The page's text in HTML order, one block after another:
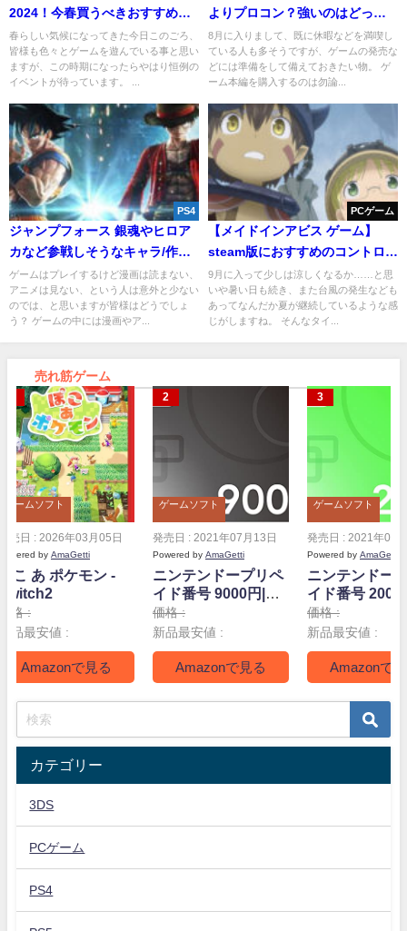
2024！今春買うべきおすすめゲ
ーム10選！
春らしい気候になってきた今日このごろ、
皆様も色々とゲームを遊んでいる事と思い
ますが、この時期になったらやはり恒例の
イベントが待っています。 ...
よりプロコン？強いのはどっ
ち？
8月に入りまして、既に休暇などを満喫し
ている人も多そうですが、ゲームの発売な
どには準備をして備えておきたい物。 ゲ
ーム本編を購入するのは勿論...
PS4
ジャンプフォース 銀魂やヒロア
カなど参戦しそうなキャラ/作品
を予想！
ゲームはプレイするけど漫画は読まない、
アニメは見ない、という人は意外と少ない
のでは、と思いますが皆様はどうでしょ
う？ ゲームの中には漫画やア...
PCゲーム
【メイドインアビス ゲーム】
steam版におすすめのコントロー
ラー！
9月に入って少しは涼しくなるか……と思
いや暑い日も続き、また台風の発生なども
あってなんだか夏が継続しているような感
じがしますね。 そんなタイ...
売れ筋ゲーム
ゲームソフト
売日 : 2026年03月05日
by AmaGetti
こ あ ポケモン -
格 :
品最安値 :
Amazonで見る
ゲームソフト
発売日 : 2021年07月13日
Powered by AmaGetti
ニンテンドープリペ
イド番号 9000円|オ
ンラインコード版
価格 :
新品最安値 :
Amazonで見る
ゲームソフト
発売日 : 2021年07
Powered by AmaGetti
ニンテンドー
イド番号 2000
ンラインコー
価格 :
新品最安値 :
Amazonで
カテゴリー
3DS
PCゲーム
PS4